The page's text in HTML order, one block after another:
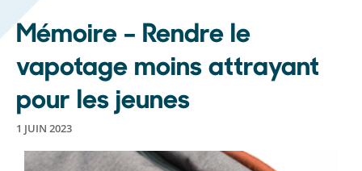
Mémoire – Rendre le
vapotage moins attrayant
pour les jeunes
1 JUIN 2023